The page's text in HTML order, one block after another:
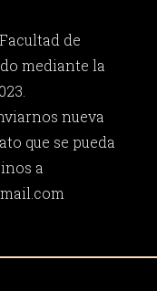
de
mediante la
nueva
que se pueda
a